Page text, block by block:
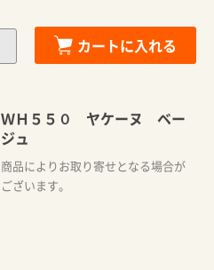
カートに入れる
ＷＨ５５０ ヤケーヌ ベー
ジュ
商品によりお取り寄せとなる場合が
ございます。